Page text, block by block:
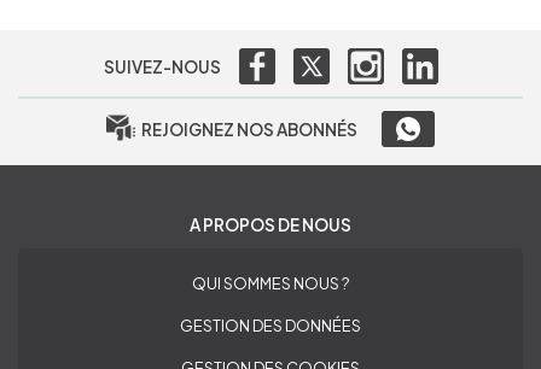
SUIVEZ-NOUS
REJOIGNEZ NOS ABONNÉS
A PROPOS DE NOUS
QUI SOMMES NOUS ?
GESTION DES DONNÉES